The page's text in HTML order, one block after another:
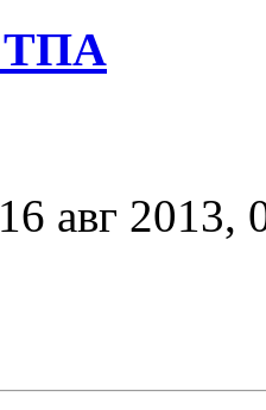
ТПА
16 авг 2013,